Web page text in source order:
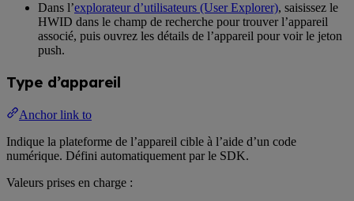
Dans l’explorateur d’utilisateurs (User Explorer), saisissez le
HWID dans le champ de recherche pour trouver l’appareil
associé, puis ouvrez les détails de l’appareil pour voir le jeton
push.
Type d’appareil
Anchor link to
Indique la plateforme de l’appareil cible à l’aide d’un code
numérique. Défini automatiquement par le SDK.
Valeurs prises en charge :